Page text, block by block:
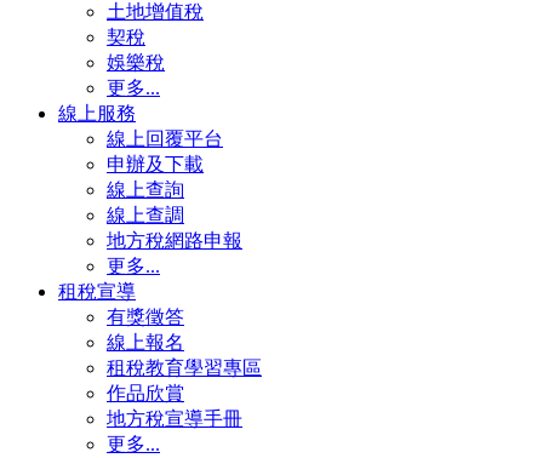
土地增值稅
契稅
娛樂稅
更多...
線上服務
線上回覆平台
申辦及下載
線上查詢
線上查調
地方稅網路申報
更多...
租稅宣導
有獎徵答
線上報名
租稅教育學習專區
作品欣賞
地方稅宣導手冊
更多...